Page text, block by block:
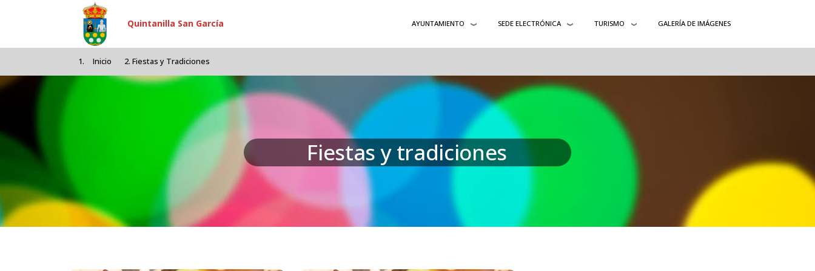
Pasar al contenido principal
Quintanilla San García AYUNTAMIENTO SEDE ELECTRÓNICA TURISMO GALERÍA DE IMÁGENES
Inicio Fiestas y Tradiciones
Fiestas y tradiciones